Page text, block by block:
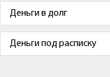
Деньги в долг
Деньги под расписку